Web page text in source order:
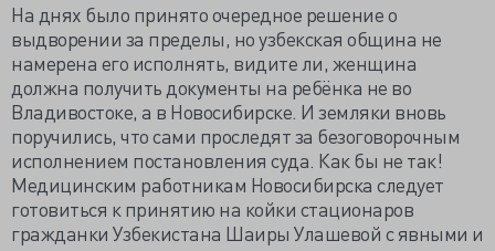
На днях было принято очередное решение о
выдворении за пределы, но узбекская община не
намерена его исполнять, видите ли, женщина
должна получить документы на ребёнка не во
Владивостоке, а в Новосибирске. И земляки вновь
поручились, что сами проследят за безоговорочным
исполнением постановления суда. Как бы не так!
Медицинским работникам Новосибирска следует
готовиться к принятию на койки стационаров
гражданки Узбекистана Шаиры Улашевой с явными и